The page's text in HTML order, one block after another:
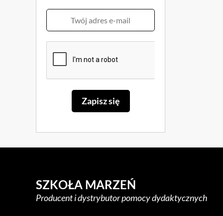
SZKOŁA MARZEŃ
Producent i dystrybutor pomocy dydaktycznych